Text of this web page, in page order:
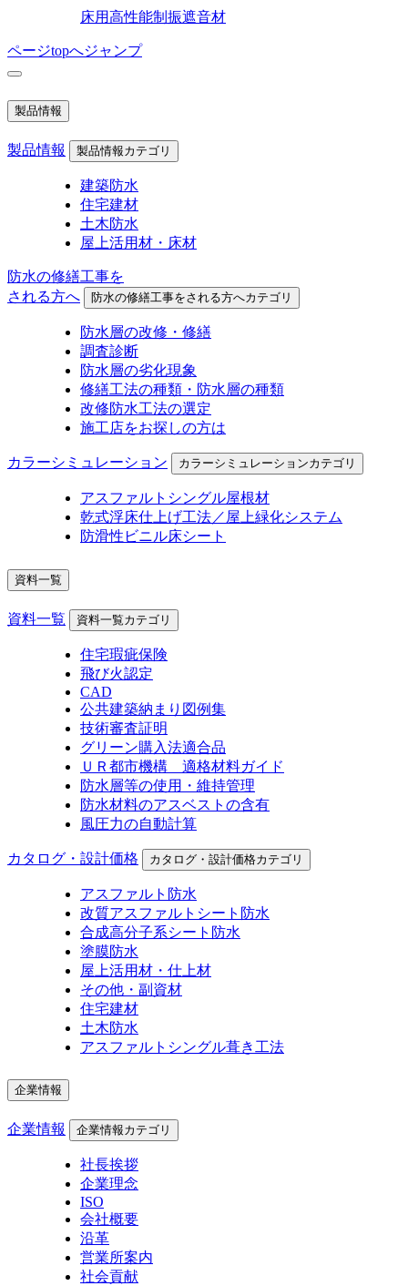
床用高性能制振遮音材
ページtopへジャンプ
製品情報
製品情報 製品情報カテゴリ
建築防水
住宅建材
土木防水
屋上活用材・床材
防水の修繕工事を
される方へ
防水の修繕工事をされる方へカテゴリ
防水層の改修・修繕
調査診断
防水層の劣化現象
修繕工法の種類・防水層の種類
改修防水工法の選定
施工店をお探しの方は
カラーシミュレーション カラーシミュレーションカテゴリ
アスファルトシングル屋根材
乾式浮床仕上げ工法／屋上緑化システム
防滑性ビニル床シート
資料一覧
資料一覧 資料一覧カテゴリ
住宅瑕疵保険
飛び火認定
CAD
公共建築納まり図例集
技術審査証明
グリーン購入法適合品
ＵＲ都市機構 適格材料ガイド
防水層等の使用・維持管理
防水材料のアスベストの含有
風圧力の自動計算
カタログ・設計価格 カタログ・設計価格カテゴリ
アスファルト防水
改質アスファルトシート防水
合成高分子系シート防水
塗膜防水
屋上活用材・仕上材
その他・副資材
住宅建材
土木防水
アスファルトシングル葺き工法
企業情報
企業情報 企業情報カテゴリ
社長挨拶
企業理念
ISO
会社概要
沿革
営業所案内
社会貢献